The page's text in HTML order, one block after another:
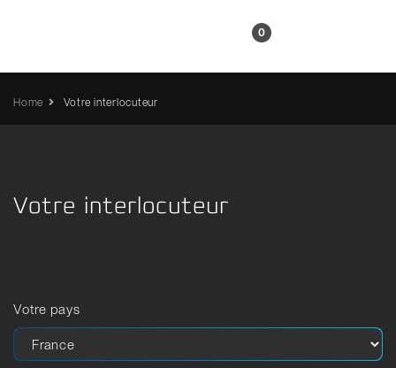
0
Home Votre interlocuteur
Votre interlocuteur
Votre pays